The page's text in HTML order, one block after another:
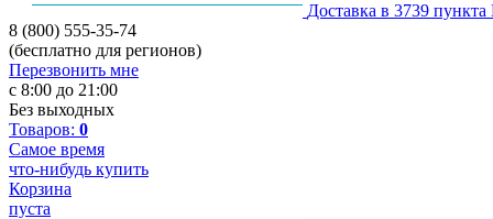
Доставка в 3739
8 (800) 555-35-74
(бесплатно для регионов)
Перезвонить мне
с 8:00 до 21:00
Без выходных
Товаров: 0
Самое время
что-нибудь купить
Корзина
пуста